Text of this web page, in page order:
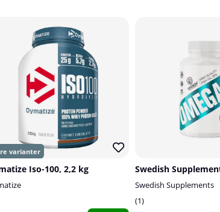
Iso-100, 2,2 kg
Swedish Supplements
1